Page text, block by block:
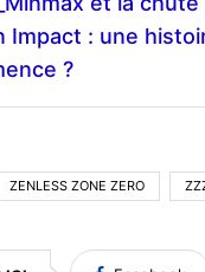
Impact : une
?
ZENLESS ZONE ZERO